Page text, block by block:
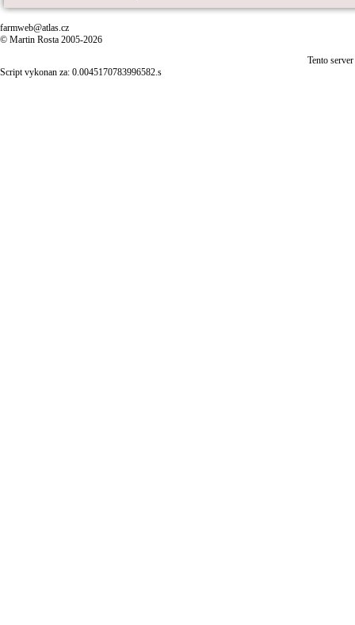
farmweb@atlas.cz
© Martin Rosta 2005-2026
Tento
Script vykonan za: 0.0045170783996582.s